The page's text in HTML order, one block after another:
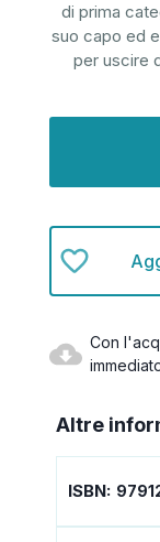
di prima
suo capo ed
per uscire
Con
Altre
ISBN: